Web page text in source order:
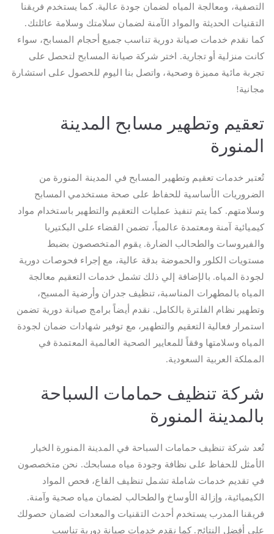
التصفية، ومعالجة المياه لضمان جودة عالية. كما يستخدم فريقنا
التقنيات الحديثة والمواد الآمنة لضمان سلامتك وسلامة عائلتك.
كما نقدم خدمات صيانة دورية تناسب جميع أحجام المسابح، سواء
كانت منزلية أو تجارية. اختر شركة صيانة المسابح لتحصل على
تجربة مائية مميزة وصحية، واتصل بنا اليوم للحصول على استشارة
مجانية!
تعقيم وتطهير مسابح المدينة
المنورة
تُعتبر خدمات تعقيم وتطهير المسابح في المدينة المنورة من
الضروريات الأساسية للحفاظ على صحة مستخدمي المسابح
وسلامتهم. كما يتم تنفيذ عمليات التعقيم والتطهير باستخدام مواد
كيميائية آمنة ومعتمدة عالمياً، تضمن القضاء على البكتيريا
والفيروسات والطحالب الضارة. يقوم المتخصصون بضبط
مستويات الكلور والحموضة بدقة عالية، مع إجراء فحوصات دورية
لجودة المياه. بالإضافة إلي ذلك تشمل خدمات التعقيم معالجة
المياه بالمطهرات المناسبة، تنظيف جدران وأرضية المسبح،
وتطهير نظام الفلترة بالكامل. نقدم أيضاً برامج صيانة دورية تضمن
استمرار فعالية التعقيم والتطهير، مع توفير شهادات ضمان لجودة
المياه وسلامتها وفقاً للمعايير الصحية العالمية المعتمدة في
المملكة العربية السعودية.
شركة تنظيف حمامات السباحة
بالمدينة المنورة
تُعد شركة تنظيف حمامات السباحة في المدينة المنورة الخيار
الأمثل للحفاظ على نظافة وجودة مياه مسابحك. نحن متخصصون
في تقديم خدمات شاملة تشمل تنظيف القاع، فحص المواد
الكيميائية، وإزالة الأوساخ والطحالب لضمان مياه صحية وآمنة.
فريقنا المدرب يستخدم أحدث التقنيات والمعدات لضمان حصولك
على أفضل النتائج. كما نقدم خدمات صيانة دورية تناسب